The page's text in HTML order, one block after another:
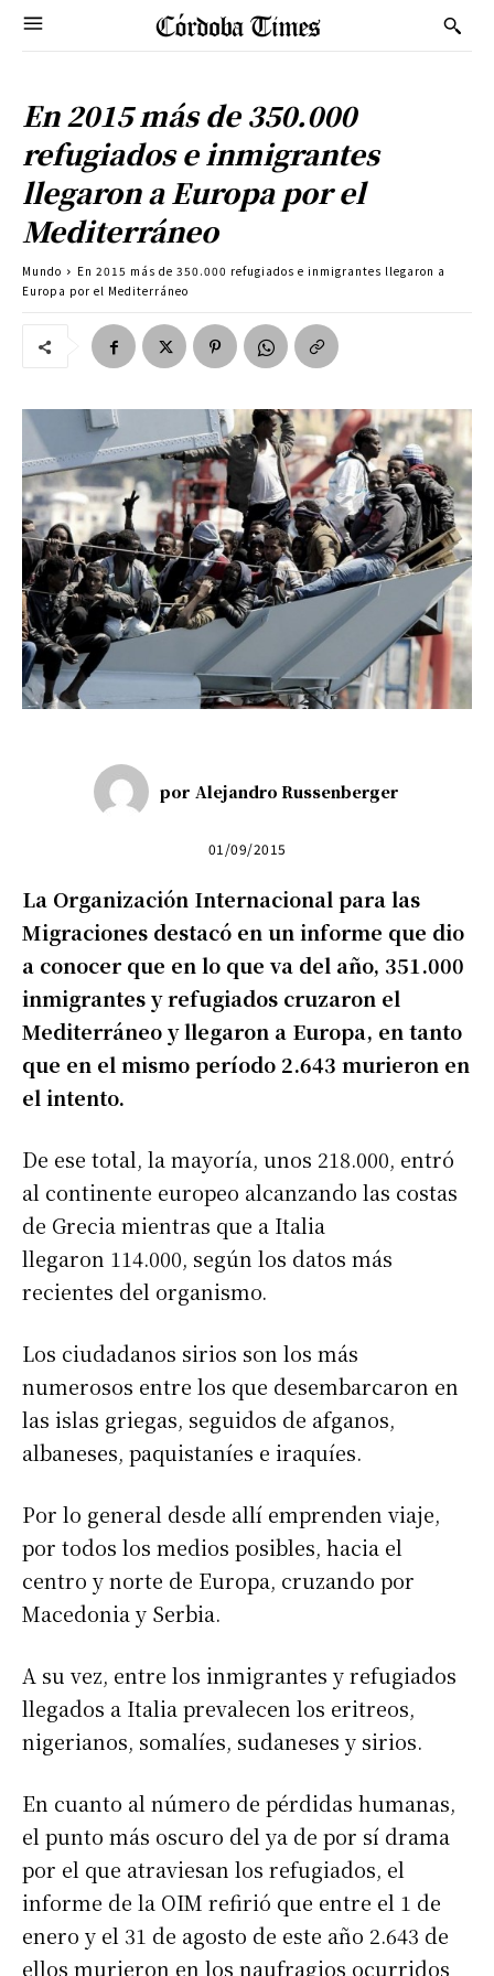
En 2015 más de 350.000
refugiados e inmigrantes
llegaron a Europa por el
Mediterráneo
Mundo
En 2015 más de 350.000 refugiados e inmigrantes llegaron a
Europa por el Mediterráneo
por Alejandro Russenberger
01/09/2015
La Organización Internacional para las
Migraciones destacó en un informe que dio
a conocer que en lo que va del año, 351.000
inmigrantes y refugiados cruzaron el
Mediterráneo y llegaron a Europa, en tanto
que en el mismo período 2.643 murieron en
el intento.
De ese total, la mayoría, unos 218.000, entró
al continente europeo alcanzando las costas
de Grecia mientras que a Italia
llegaron 114.000, según los datos más
recientes del organismo.
Los ciudadanos sirios son los más
numerosos entre los que desembarcaron en
las islas griegas, seguidos de afganos,
albaneses, paquistaníes e iraquíes.
Por lo general desde allí emprenden viaje,
por todos los medios posibles, hacia el
centro y norte de Europa, cruzando por
Macedonia y Serbia.
A su vez, entre los inmigrantes y refugiados
llegados a Italia prevalecen los eritreos,
nigerianos, somalíes, sudaneses y sirios.
En cuanto al número de pérdidas humanas,
el punto más oscuro del ya de por sí drama
por el que atraviesan los refugiados, el
informe de la OIM refirió que entre el 1 de
enero y el 31 de agosto de este año 2.643 de
ellos murieron en los naufragios ocurridos